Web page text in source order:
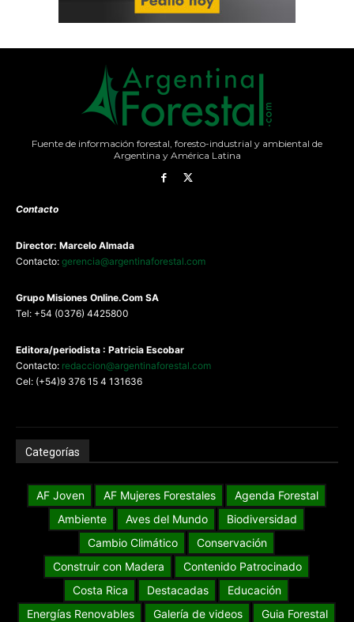
Fuente de información forestal, foresto-industrial y ambiental de
Argentina y América Latina
Contacto
Director: Marcelo Almada
Contacto: gerencia@argentinaforestal.com
Grupo Misiones Online.Com SA
Tel: +54 (0376) 4425800
Editora/periodista : Patricia Escobar
Contacto: redaccion@argentinaforestal.com
Cel: (+54)9 376 15 4 131636
Categorías
AF Joven AF Mujeres Forestales
Agenda Forestal
Ambiente
Aves del Mundo
Biodiversidad
Cambio Climático
Conservación
Construir con Madera
Contenido Patrocinado
Costa Rica
Destacadas
Educación
Energías Renovables
Galería de videos
Guia Forestal